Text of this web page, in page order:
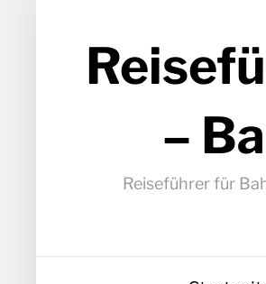
–
Reiseführer für